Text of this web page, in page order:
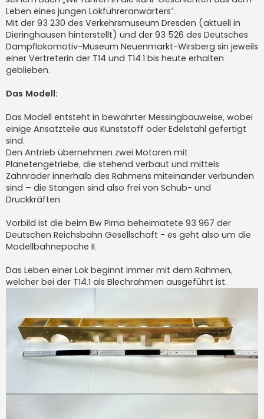
Leben eines jungen Lokführeranwärters“.
Mit der 93 230 des Verkehrsmuseum Dresden (aktuell in
Dieringhausen hinterstellt) und der 93 526 des Deutsches
Dampflokomotiv-Museum Neuenmarkt-Wirsberg sin jeweils
einer Vertreterin der T14 und T14.1 bis heute erhalten
geblieben.
Das Modell:
Das Modell entsteht in bewährter Messingbauweise, wobei
einige Ansatzteile aus Kunststoff oder Edelstahl gefertigt
sind.
Den Antrieb übernehmen zwei Motoren mit
Planetengetriebe, die stehend verbaut und mittels
Zahnräder innerhalb des Rahmens miteinander verbunden
sind – die Stangen sind also frei von Schub- und
Druckkräften.
Vorbild ist die beim Bw Pirna beheimatete 93 967 der
Deutschen Reichsbahn Gesellschaft - es geht also um die
Modellbahnepoche II.
Das Leben einer Lok beginnt immer mit dem Rahmen,
welcher bei der T14.1 als Blechrahmen ausgeführt ist.